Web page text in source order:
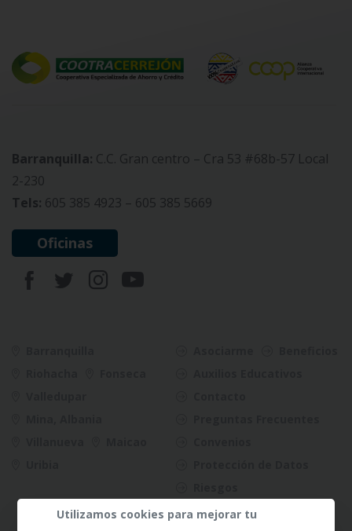
Barranquilla: C.C. Gran centro – Cra 53 #68b-57 Local
2-230
Tels: 605 385 4923 – 605 385 5669
Oficinas
Utilizamos cookies para mejorar tu